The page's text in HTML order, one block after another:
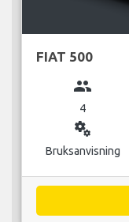
FIAT 500
group
4
miscellaneous_services
Bruksanvisning